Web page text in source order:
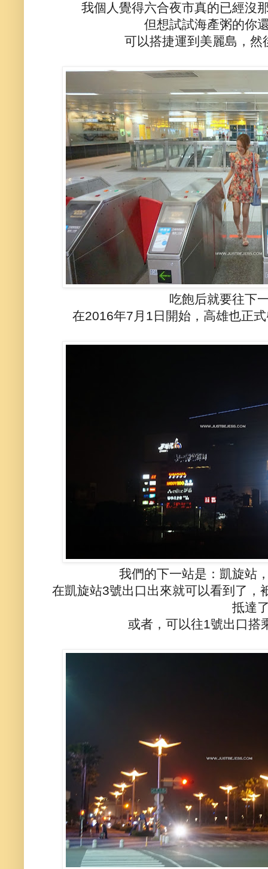
我個人覺得六合夜市真的已經沒
但想試試海產粥的你
可以搭捷運到美麗島，
吃飽后就要往下
在2016年7月1日開始，高雄也正
我們的下一站是：凱旋站
在凱旋站3號出口出來就可以看到了，
抵達
或者，可以往1號出口搭